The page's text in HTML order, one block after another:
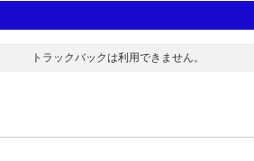
トラックバックは利用できません。